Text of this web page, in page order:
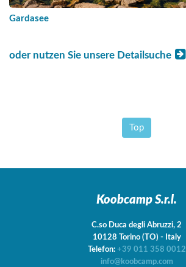
Gardasee
oder nutzen Sie unsere Detailsuche
Top
Koobcamp S.r.l.
C.so Duca degli Abruzzi, 2
10128 Torino (TO) - Italy
Telefon: +39 011 358 0012
info@koobcamp.com